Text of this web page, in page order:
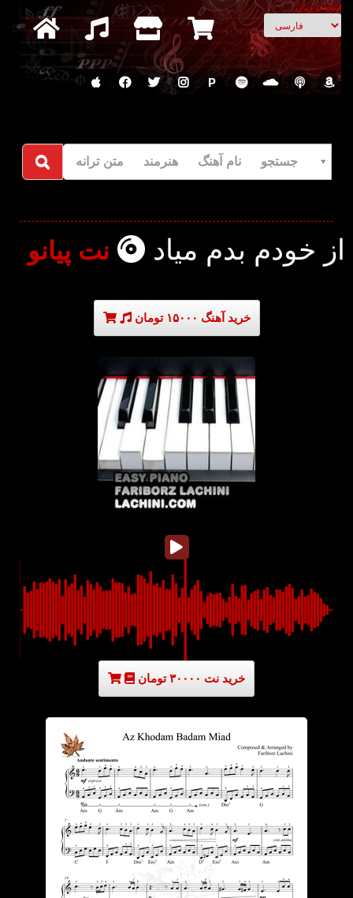
انتخاب زبان
P
جستجو نام آهنگ هنرمند متن ترانه
از خودم بدم میاد نت پیانو
خرید آهنگ ۱۵۰۰۰ تومان
خرید نت ۳۰۰۰۰ تومان